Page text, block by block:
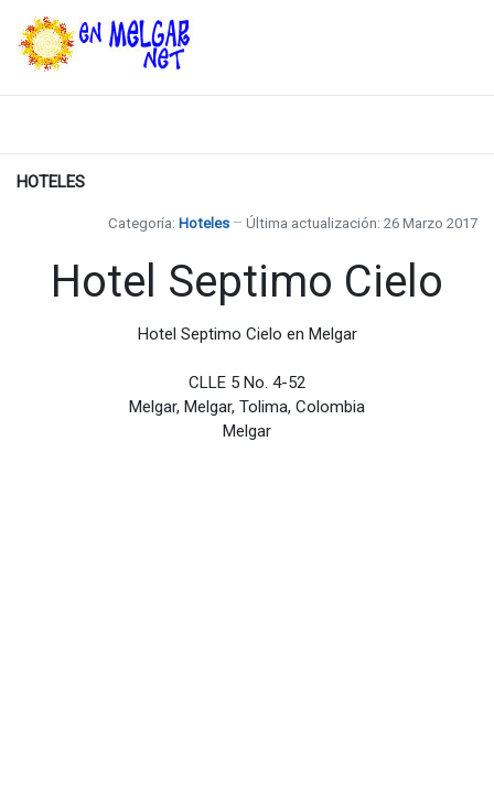
HOTELES
Categoría: Hoteles Última actualización: 26 Marzo 2017
Hotel Septimo Cielo
Hotel Septimo Cielo en Melgar
CLLE 5 No. 4-52
Melgar, Melgar, Tolima, Colombia
Melgar